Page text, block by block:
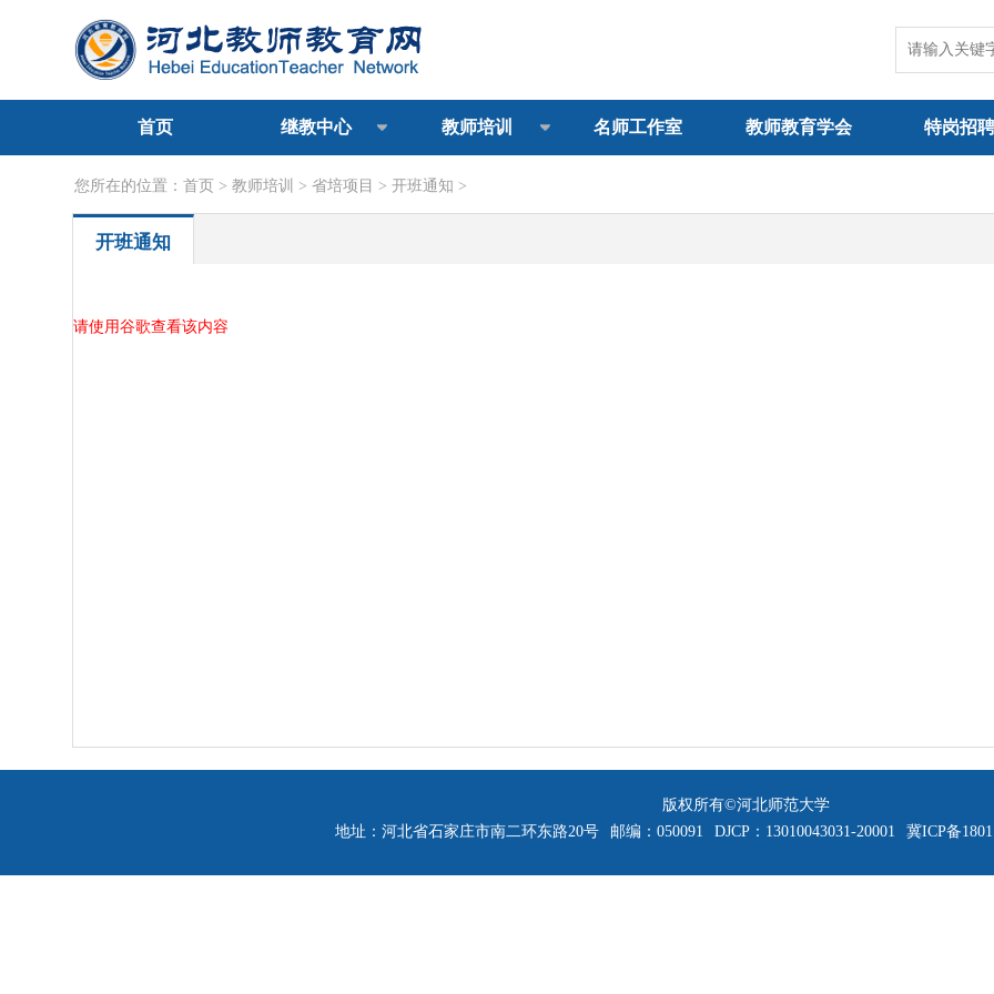
首页 继教中心 教师培训 名师工作室 教师教育学会 特岗招
您所在的位置：首页 >教师培训 >省培项目 >开班通知 >
开班通知
请使用谷歌查看该内容
版权所有©河北师范大学
地址：河北省石家庄市南二环东路20号
邮编：050091 DJCP：13010043031-20001 冀ICP备